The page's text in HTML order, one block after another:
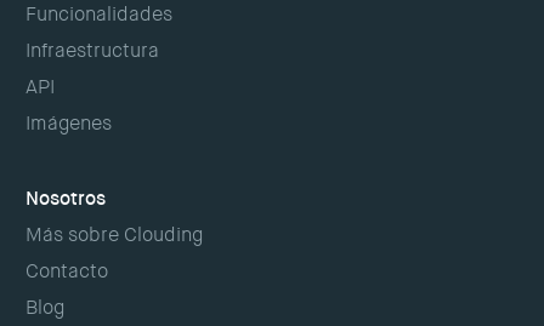
Funcionalidades
Infraestructura
API
Imágenes
Nosotros
Más sobre Clouding
Contacto
Blog